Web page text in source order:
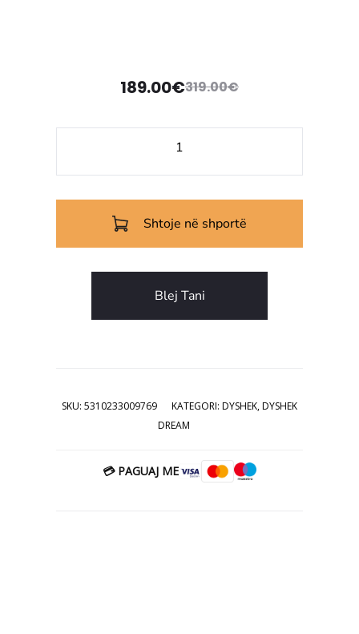
319.00€
189.00€
Shtoje në shportë
Blej Tani
SKU: 5310233009769 KATEGORI: DYSHEK,DYSHEK
DREAM
💳 PAGUAJ ME